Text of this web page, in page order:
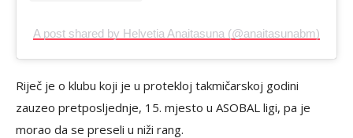
A post shared by Helvetia Anaitasuna (@anaitasunabm)
Riječ je o klubu koji je u protekloj takmičarskoj godini
zauzeo pretposljednje, 15. mjesto u ASOBAL ligi, pa je
morao da se preseli u niži rang.